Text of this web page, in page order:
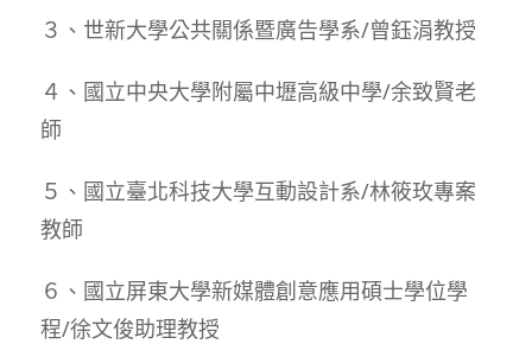
３、世新大學公共關係暨廣告學系/曾鈺涓教授
４、國立中央大學附屬中壢高級中學/余致賢老
師
５、國立臺北科技大學互動設計系/林筱玫專案
教師
６、國立屏東大學新媒體創意應用碩士學位學
程/徐文俊助理教授